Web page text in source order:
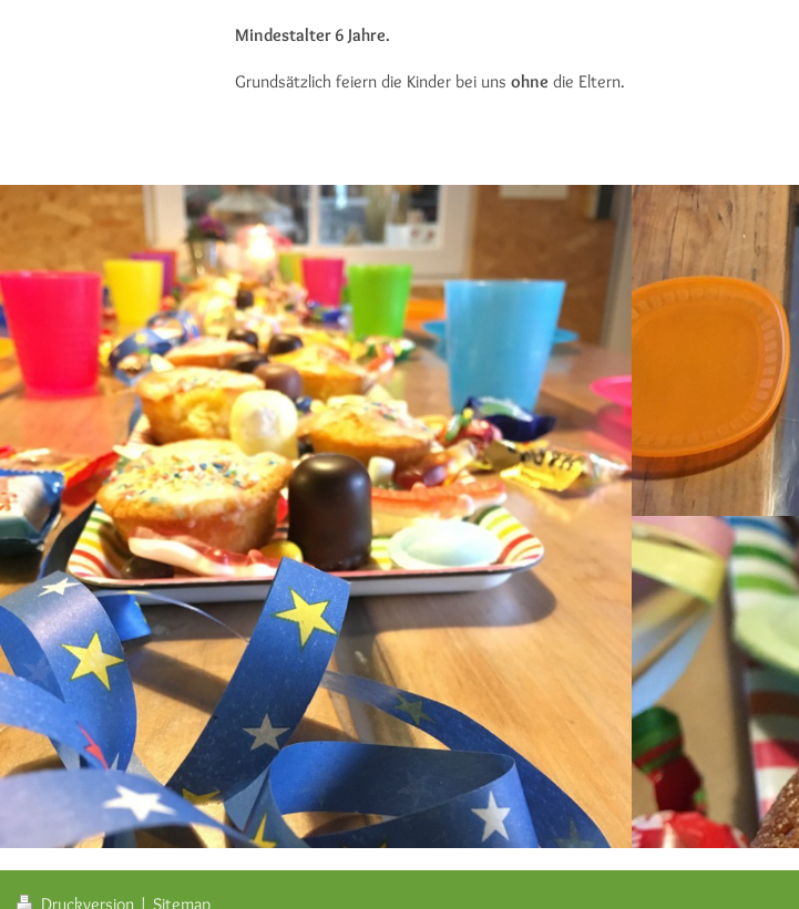
Mindestalter 6 Jahre.
Grundsätzlich feiern die Kinder bei uns ohne die Eltern.
Druckversion | Sitemap